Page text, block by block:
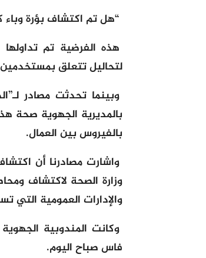
“هل تم اكتشاف بؤرة وباء
هذه الفرضية تم
لتحاليل تتعلق بمستخدمين
بالمديرية الجهوية صحة
بالفيروس بين العمال.
واشارت مصادرنا أن
وزارة الصحة لاكتشاف
والإدارات العمومية التي
فاس صباح اليوم.